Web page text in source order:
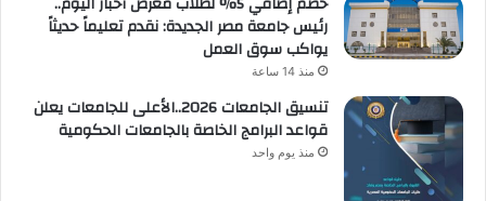
رئيس جامعة مصر الجديدة: نقدم تعليماً حديثاً
يواكب سوق العمل
منذ 14 ساعة
تنسيق الجامعات 2026..الأعلى للجامعات يعلن
قواعد البرامج الخاصة بالجامعات الحكومية
منذ يوم واحد